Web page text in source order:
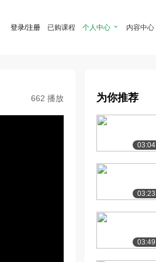
登录/注册 已购课程 个人中心  内容中心
662 播放 为你推荐
03:04
03:23
03:49